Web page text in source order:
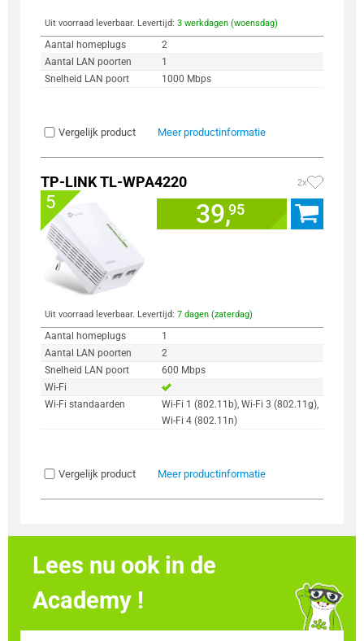
Uit voorraad leverbaar. Levertijd: 3 werkdagen (woensdag)
Aantal homeplugs
2
Aantal LAN poorten
1
Snelheid LAN poort
1000 Mbps
Vergelijk product Meer productinformatie
TP-LINK TL-WPA4220 2x
5 39,95
Uit voorraad leverbaar. Levertijd: 7 dagen (zaterdag)
Aantal homeplugs
1
Aantal LAN poorten
2
Snelheid LAN poort
600 Mbps
Wi-Fi
Wi-Fi standaarden
Wi-Fi 1 (802.11b), Wi-Fi 3 (802.11g),
Wi-Fi 4 (802.11n)
Vergelijk product Meer productinformatie
Lees nu ook in de
Academy !